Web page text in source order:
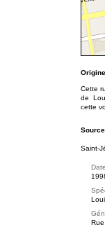
Cette
de
cette
Saint-
Rue